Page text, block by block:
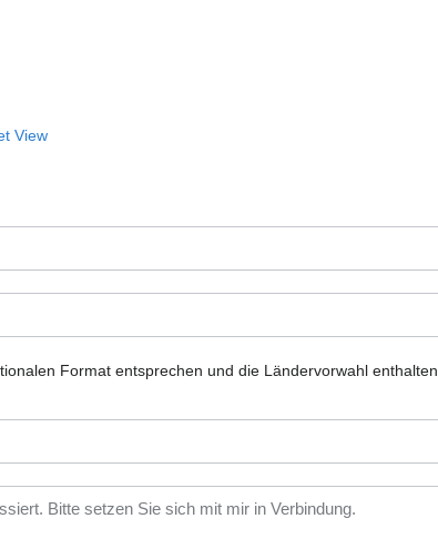
View
Format entsprechen und die Ländervorwahl enthalten.